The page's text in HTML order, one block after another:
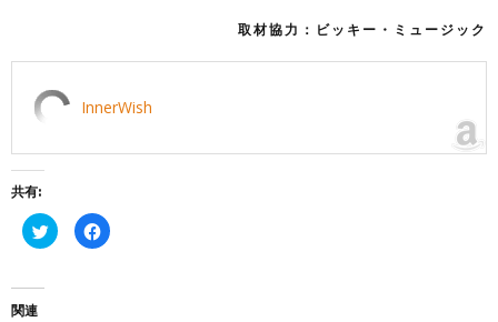
取材協力：ビッキー・ミュージック
InnerWish
共有:
ク
リ
Facebook
で
関連